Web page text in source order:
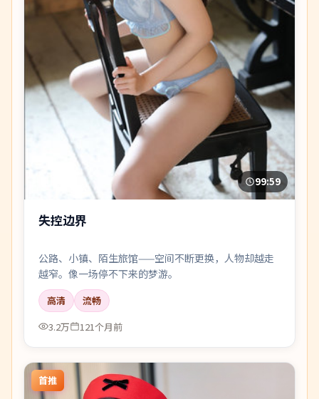
99:59
失控边界
公路、小镇、陌生旅馆——空间不断更换，人物却越走
越窄。像一场停不下来的梦游。
高清
流畅
3.2万
121个月前
首推